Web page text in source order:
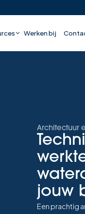
Werken bij
Architectuur
jouw
Een prachtig